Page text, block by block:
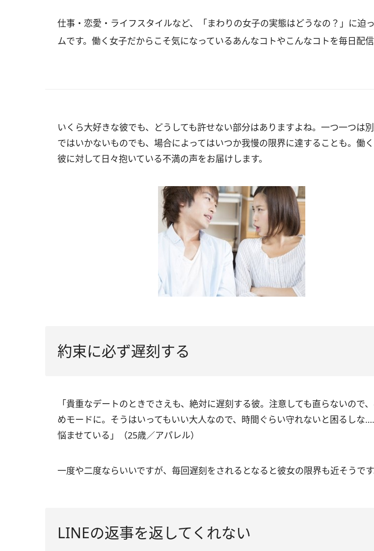
仕事・恋愛・ライフスタイルなど、「まわりの女子の実態はどうなの？」に迫
ムです。働く女子だからこそ気になっているあんなコトやこんなコトを毎日配信
いくら大好きな彼でも、どうしても許せない部分はありますよね。一つ一つは
ではいかないものでも、場合によってはいつか我慢の限界に達することも。働
彼に対して日々抱いている不満の声をお届けします。
約束に必ず遅刻する
「貴重なデートのときでさえも、絶対に遅刻する彼。注意しても直らないので
めモードに。そうはいってもいい大人なので、時間ぐらい守れないと困るしな
悩ませている」（25歳／アパレル）
一度や二度ならいいですが、毎回遅刻をされるとなると彼女の限界も近そうです
LINEの返事を返してくれない